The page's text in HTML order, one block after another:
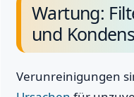
Wartung:
und
Verunreinigungen